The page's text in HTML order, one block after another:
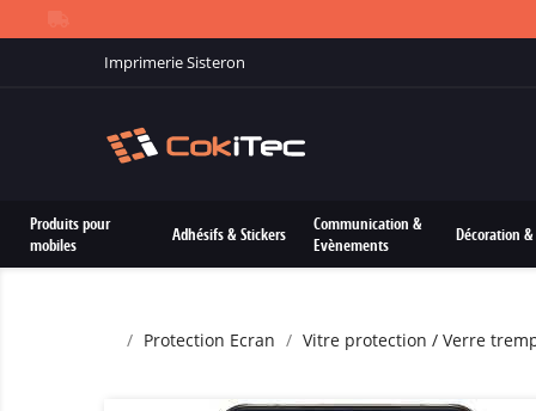
Imprimerie Sisteron
Produits pour
mobiles
Adhésifs & Stickers
Communication &
Evènements
Décoration
Protection Ecran Vitre protection / Verre